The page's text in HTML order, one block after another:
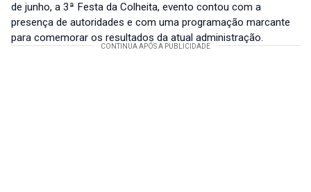
de junho, a 3ª Festa da Colheita, evento contou com a
presença de autoridades e com uma programação marcante
para comemorar os resultados da atual administração.